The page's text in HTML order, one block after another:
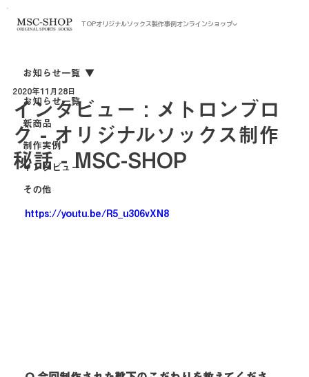
TOPオリジナルソックス 製作事例 オンラインショップ
お知らせ一覧
新商品
制作実例
インタビュー
その他
お知らせ一覧
インタビュー : メトロンブロ
グ - オリジナルソックス制作
秘話 - MSC-SHOP
2020年11月28日
https://youtu.be/R5_u306vXN8